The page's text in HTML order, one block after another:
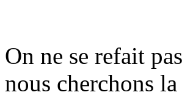
On ne se refait
nous cherchons